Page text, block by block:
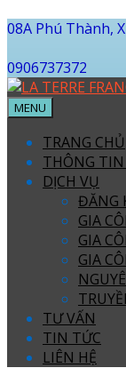
08A Phú Thành,
0906737372
MENU
TRANG CHỦ
THÔNG
DỊCH VỤ
ĐĂNG
GIA
GIA
GIA
TƯ VẤN
TIN TỨC
LIÊN HỆ